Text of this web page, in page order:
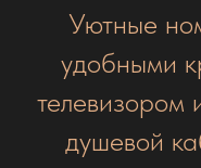
Уютные
удобными
телевизором
душевой